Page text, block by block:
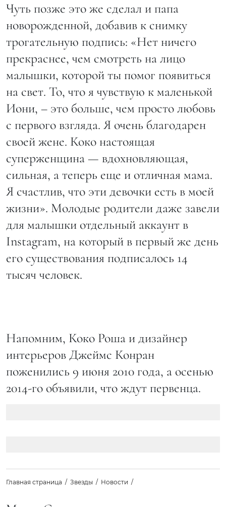
Чуть позже это же сделал и папа
новорожденной, добавив к снимку
трогательную подпись: «Нет ничего
прекраснее, чем смотреть на лицо
малышки, которой ты помог появиться
на свет. То, что я чувствую к маленькой
Иони, – это больше, чем просто любовь
с первого взгляда. Я очень благодарен
своей жене. Коко настоящая
суперженщина — вдохновляющая,
сильная, а теперь еще и отличная мама.
Я счастлив, что эти девочки есть в моей
жизни». Молодые родители даже завели
для малышки отдельный аккаунт в
Instagram, на который в первый же день
его существования подписалось 14
тысяч человек.
Напомним, Коко Роша и дизайнер
интерьеров Джеймс Конран
поженились 9 июня 2010 года, а осенью
2014-го объявили, что ждут первенца.
Главная страница Звезды Новости